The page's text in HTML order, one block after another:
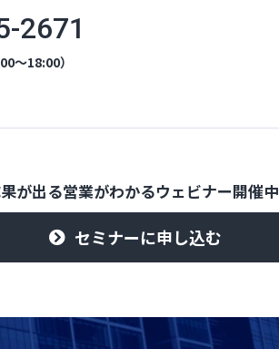
2671
～18:00）
が出る営業がわかるウェビナー開催中
セミナーに申し込む